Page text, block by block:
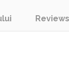
Reviews